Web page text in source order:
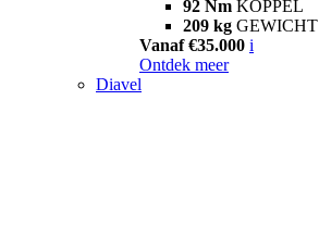
92 Nm KOPPEL
209 kg GEWICHT
Vanaf €35.000 i
Ontdek meer
Diavel